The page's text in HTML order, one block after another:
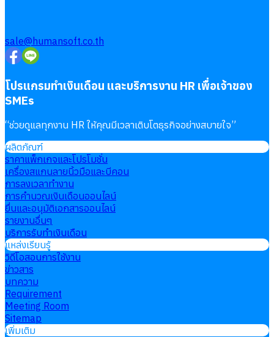
sale@humansoft.co.th
โปรแกรมทำเงินเดือน และบริการงาน HR เพื่อเจ้าของ
SMEs
“ช่วยดูแลทุกงาน HR ให้คุณมีเวลาเติบโตธุรกิจอย่างสบายใจ”
ผลิตภัณฑ์
ราคาแพ็กเกจและโปรโมชั่น
เครื่องสแกนลายนิ้วมือและบีคอน
การลงเวลาทำงาน
การคำนวณเงินเดือนออนไลน์
ยื่นและอนุมัติเอกสารออนไลน์
รายงานอื่นๆ
บริการรับทำเงินเดือน
แหล่งเรียนรู้
วิดีโอสอนการใช้งาน
ข่าวสาร
บทความ
Requirement
Meeting Room
Sitemap
เพิ่มเติม